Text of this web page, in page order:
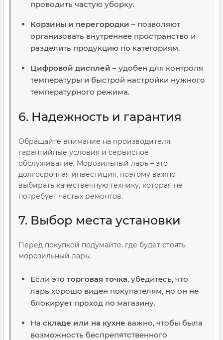
проводить частую уборку.
Корзины и перегородки – позволяют
организовать внутреннее пространство и
разделить продукцию по категориям.
Цифровой дисплей – удобен для контроля
температуры и быстрой настройки нужного
температурного режима.
6. Надежность и гарантия
Обращайте внимание на производителя,
гарантийные условия и сервисное
обслуживание. Морозильный ларь – это
долгосрочная инвестиция, поэтому важно
выбирать качественную технику, которая не
потребует частых ремонтов.
7. Выбор места установки
Перед покупкой подумайте, где будет стоять
морозильный ларь:
Если это торговая точка, убедитесь, что
ларь хорошо виден покупателям, но он не
блокирует проход по магазину.
На складе или на кухне важно, чтобы была
возможность беспрепятственного